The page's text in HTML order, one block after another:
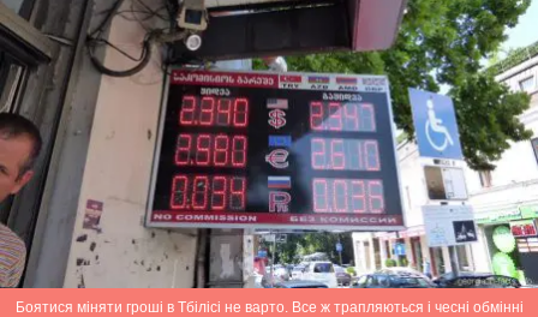
Боятися міняти гроші в Тбілісі не варто. Все ж трапляються і чесні обмінні